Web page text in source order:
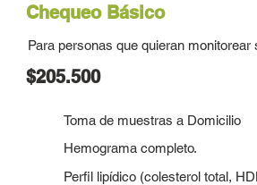
Chequeo Básico
Para personas que quieran monitorear
$205.500
Toma de muestras a Domicilio
Hemograma completo.
Perfil lipídico (colesterol total,